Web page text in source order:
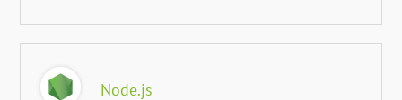
Node.js